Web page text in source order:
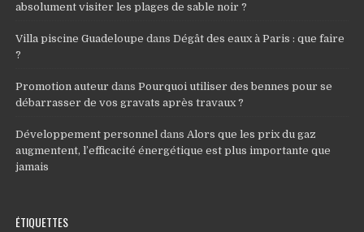
absolument visiter les plages de sable noir ?
Villa piscine Guadeloupe dansDégât des eaux à Paris : que faire
?
Promotion auteur dansPourquoi utiliser des bennes pour se
débarrasser de vos gravats après travaux ?
Développement personnel dansAlors que les prix du gaz
augmentent, l’efficacité énergétique est plus importante que
jamais
ÉTIQUETTES